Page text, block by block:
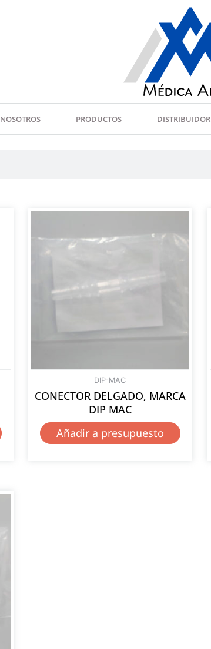
NOSOTROS PRODUCTOS DISTRIBUIDOR
DIP-MAC
CONECTOR DELGADO, MARCA
DIP MAC
Añadir a presupuesto